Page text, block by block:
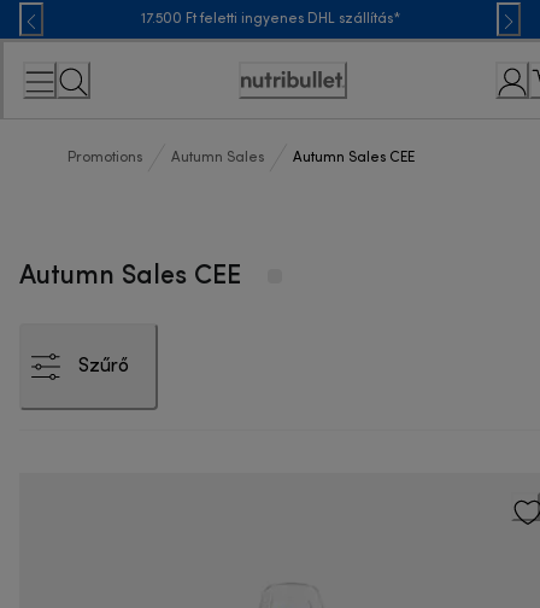
Skip
to
Content
17.500 Ft feletti ingyenes DHL szállítás*
Accessibility
Promotions Autumn Sales Autumn Sales CEE
Autumn Sales CEE
Szűrő